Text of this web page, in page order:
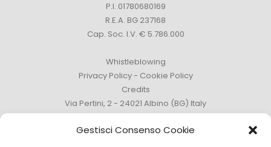
Gestisci Consenso Cookie
P.I. 01780680169
R.E.A. BG 237168
Cap. Soc. I.V. € 5.786.000
Whistleblowing
Privacy Policy- Cookie Policy
Credits
Via Pertini, 2 - 24021 Albino (BG) Italy
Phone +39 035 759111 -info@zambaitiparati.com